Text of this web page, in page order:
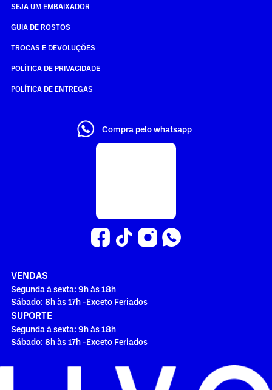
SEJA UM EMBAIXADOR
GUIA DE ROSTOS
TROCAS E DEVOLUÇÕES
POLÍTICA DE PRIVACIDADE
POLÍTICA DE ENTREGAS
Compra pelo whatsapp
VENDAS
Segunda à sexta: 9h às 18h
Sábado: 8h às 17h -Exceto Feriados
SUPORTE
Segunda à sexta: 9h às 18h
Sábado: 8h às 17h -Exceto Feriados